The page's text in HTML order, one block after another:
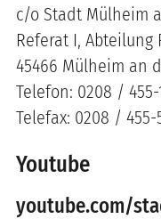
c/o Stadt Mülheim
Referat I, Abteilung
45466 Mülheim an
Telefon: 0208 / 455-
Telefax: 0208 / 455-
Youtube
youtube.com/